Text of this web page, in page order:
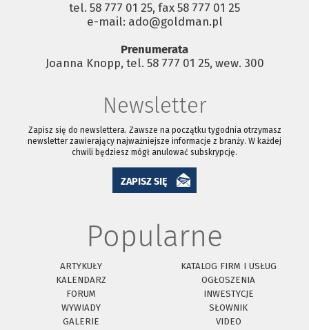
tel. 58 777 01 25, fax 58 777 01 25
e-mail: ado@goldman.pl
Prenumerata
Joanna Knopp, tel. 58 777 01 25, wew. 300
Newsletter
Zapisz się do newslettera. Zawsze na początku tygodnia otrzymasz
newsletter zawierający najważniejsze informacje z branży. W każdej
chwili będziesz mógł anulować subskrypcję.
ZAPISZ SIĘ
Popularne
ARTYKUŁY
KATALOG FIRM I USŁUG
KALENDARZ
OGŁOSZENIA
FORUM
INWESTYCJE
WYWIADY
SŁOWNIK
GALERIE
VIDEO